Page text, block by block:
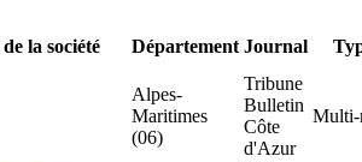
la société Département Journal
Alpes-
Maritimes
(06)
Tribune
Bulletin
Côte
d'Azur
Multi-